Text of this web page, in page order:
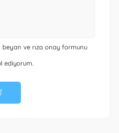
beyan ve rıza onay formunu
ediyorum.